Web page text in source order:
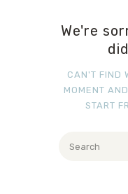
We're
CAN'T FIND
MOMENT
START